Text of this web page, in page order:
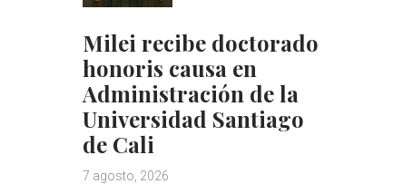
Milei recibe doctorado
honoris causa en
Administración de la
Universidad Santiago
de Cali
7 agosto, 2026